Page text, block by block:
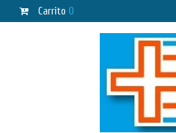
Carrito 0